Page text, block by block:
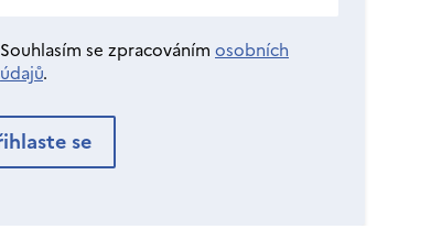
Souhlasím se zpracováním osobních
údajů.